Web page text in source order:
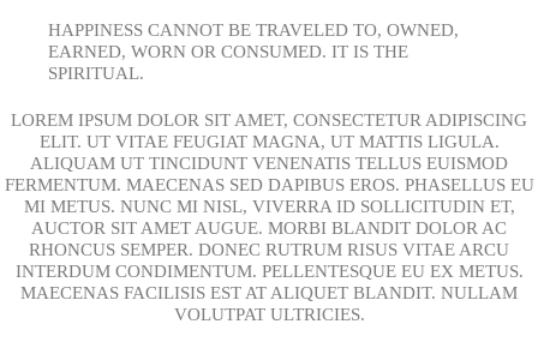
HAPPINESS CANNOT BE TRAVELED TO, OWNED,
EARNED, WORN OR CONSUMED. IT IS THE
SPIRITUAL.
LOREM IPSUM DOLOR SIT AMET, CONSECTETUR ADIPISCING
ELIT. UT VITAE FEUGIAT MAGNA, UT MATTIS LIGULA.
ALIQUAM UT TINCIDUNT VENENATIS TELLUS EUISMOD
FERMENTUM. MAECENAS SED DAPIBUS EROS. PHASELLUS EU
MI METUS. NUNC MI NISL, VIVERRA ID SOLLICITUDIN ET,
AUCTOR SIT AMET AUGUE. MORBI BLANDIT DOLOR AC
RHONCUS SEMPER. DONEC RUTRUM RISUS VITAE ARCU
INTERDUM CONDIMENTUM. PELLENTESQUE EU EX METUS.
MAECENAS FACILISIS EST AT ALIQUET BLANDIT. NULLAM
VOLUTPAT ULTRICIES.